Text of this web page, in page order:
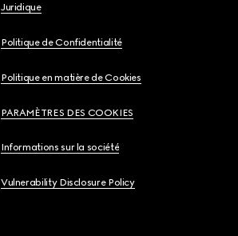
Juridique
Politique de Confidentialité
Politique en matière de Cookies
PARAMÈTRES DES COOKIES
Informations sur la société
Vulnerability Disclosure Policy